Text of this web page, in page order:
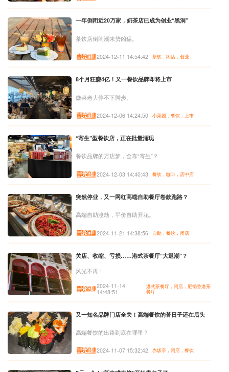
一年倒闭近20万家，奶茶店已成为创业“黑洞”
茶饮店倒闭潮来势凶猛。
2024-12-11 14:54:42 茶饮，闭店，创业
8个月狂赚4亿！又一餐饮品牌即将上市
徽菜老大停不下脚步。
2024-12-06 14:24:50 小菜园，餐饮，上市
“寄生”型餐饮店，正在批量涌现
餐饮品牌的万店梦，全靠“寄生”？
2024-12-03 14:40:43 餐饮，咖啡，店中店
突然停业，又一网红高端自助餐厅卷款跑路？
高端自助渡劫，平价自助开花。
2024-11-21 14:38:56 自助，餐饮，闭店
关店、收缩、亏损……港式茶餐厅“大退潮”？
风光不再！
2024-11-14
14:48:51
港式茶餐厅，闭店，肥韬香港茶
餐厅
又一知名品牌门店全关！高端餐饮的苦日子还在后头
高端餐饮的出路到底在哪里？
2024-11-07 15:32:42 赤坂亭，闭店，餐饮